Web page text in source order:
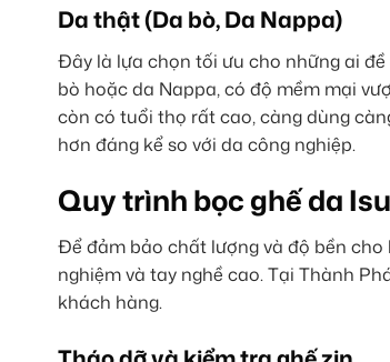
Da thật (Da bò, Da Nappa)
Đây là lựa chọn tối ưu cho những ai
bò hoặc da Nappa, có độ mềm mại
còn có tuổi thọ rất cao, càng dùng
hơn đáng kể so với da công nghiệp.
Quy trình bọc ghế da
Để đảm bảo chất lượng và độ bền
nghiệm và tay nghề cao. Tại Thành
khách hàng.